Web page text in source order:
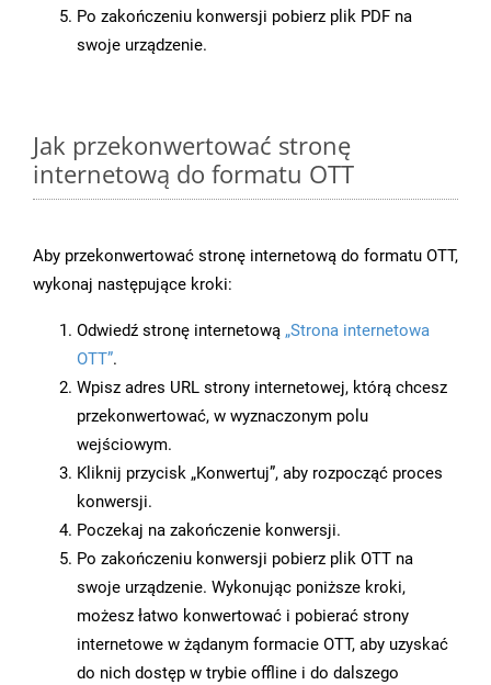
Po zakończeniu konwersji pobierz plik PDF na
swoje urządzenie.
Jak przekonwertować stronę
internetową do formatu OTT
Aby przekonwertować stronę internetową do formatu OTT,
wykonaj następujące kroki:
Odwiedź stronę internetową „Strona internetowa
OTT”.
Wpisz adres URL strony internetowej, którą chcesz
przekonwertować, w wyznaczonym polu
wejściowym.
Kliknij przycisk „Konwertuj”, aby rozpocząć proces
konwersji.
Poczekaj na zakończenie konwersji.
Po zakończeniu konwersji pobierz plik OTT na
swoje urządzenie. Wykonując poniższe kroki,
możesz łatwo konwertować i pobierać strony
internetowe w żądanym formacie OTT, aby uzyskać
do nich dostęp w trybie offline i do dalszego